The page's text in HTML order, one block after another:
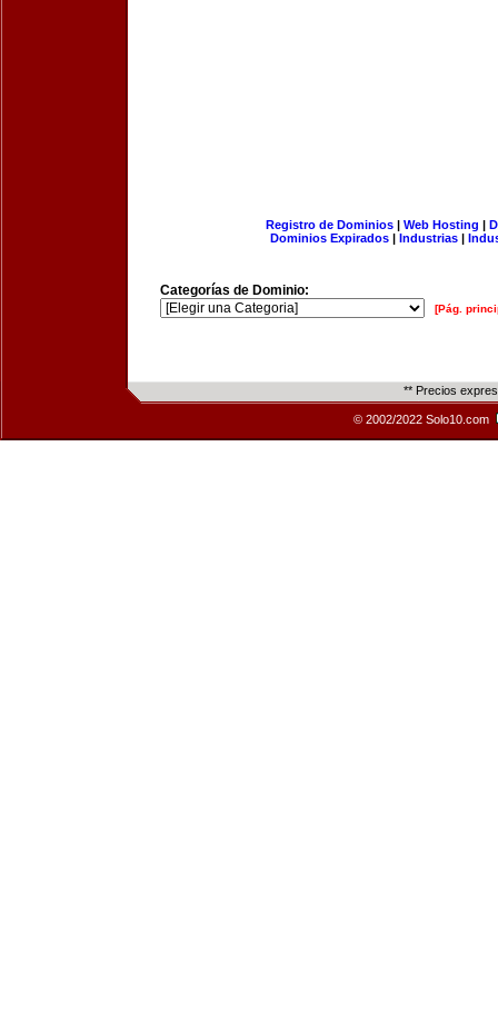
Registro de Dominios| Web Hosting |
Dominios Expirados | Industrias |
Categorías de Dominio:
[Pág.
** Precios
© 2002/2022 Solo10.com